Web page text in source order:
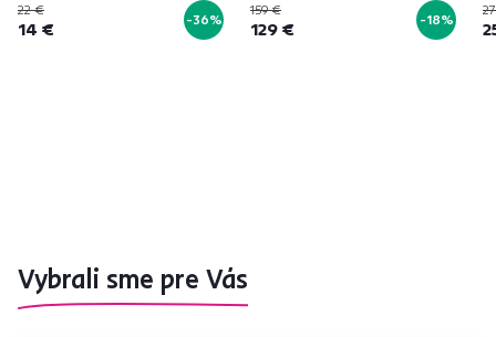
22 €
14 € -36%
159 €
129 € -18%
Vybrali sme pre Vás